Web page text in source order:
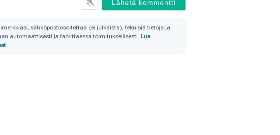
sähköpostiosoitettasi (ei julkaista), teknisiä tietoja ja
automaattisesti ja tarvittaessa toimituksellisesti.Lue